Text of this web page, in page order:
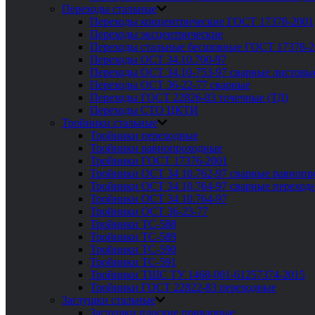
Переходы стальные
Переходы концентрические ГОСТ 17378-2001
Переходы эксцентрические
Переходы стальные бесшовные ГОСТ 17378-
Переходы ОСТ 34.10.700-97
Переходы ОСТ 34.10-753-97 сварные
Переходы ОСТ 36-22-77 сварные
Переходы ГОСТ 22826-83 точечные (ТД)
Переходы СТО ЦКТИ
Тройники стальные
Тройники переходные
Тройники равнопроходные
Тройники ГОСТ 17376-2001
Тройники ОСТ 34 10.762-97 сварные
Тройники ОСТ 34 10.764-97 сварные
Тройники ОСТ 34 10.764-97
Тройники ОСТ 36-23-77
Тройники ТС-588
Тройники ТС-589
Тройники ТС-590
Тройники ТС-591
Тройники ТШС ТУ 1468-001-61257374-2015
Тройники ГОСТ 22822-83 переходные
Заглушки стальные
Заглушки плоские приварные